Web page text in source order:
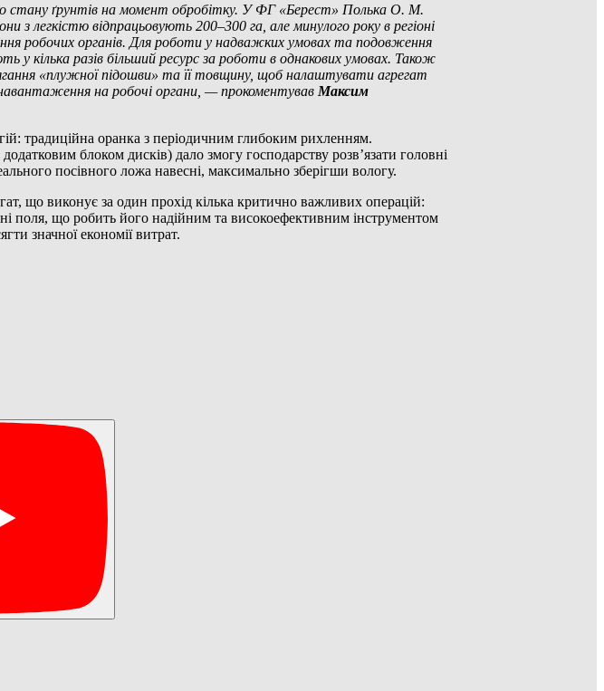
стану ґрунтів на момент обробітку. УФГ «Берест» Полька О. М.
легкістю відпрацьовують 200–300 га, але минулого року в регіоні
робочих органів. Для роботи у надважких умовах та подовження
у кілька разів більший ресурс за роботи в однакових умовах. Також
«плужної підошви» та її товщину, щоб налаштувати агрегат
на робочі органи, — прокоментував Максим
традиційна оранка з періодичним глибоким рихленням.
блоком дисків) дало змогу господарству розв’язати головні
посівного ложа навесні, максимально зберігши вологу.
що виконує за один прохід кілька критично важливих операцій:
поля, що робить його надійним та високоефективним інструментом
значної економії витрат.